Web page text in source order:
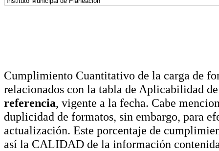
Cumplimiento Cuantitativo de la carga de
relacionados con la tabla de Aplicabilidad
referencia, vigente a la fecha. Cabe
duplicidad de formatos, sin embargo, para
actualización. Este porcentaje de
así la CALIDAD de la información